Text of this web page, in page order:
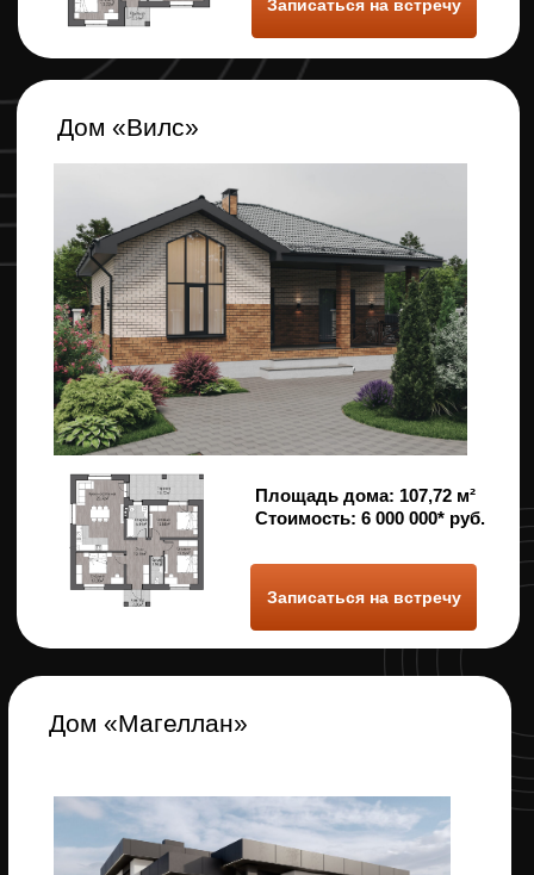
Дом «Мюнхен»
Площадь дома:
128.25 м²
Стоимость:7 000 000* руб.
Записаться на встречу
Дом «Мадрид»
Стоимость: 6900 000* руб.
Записаться на встречу